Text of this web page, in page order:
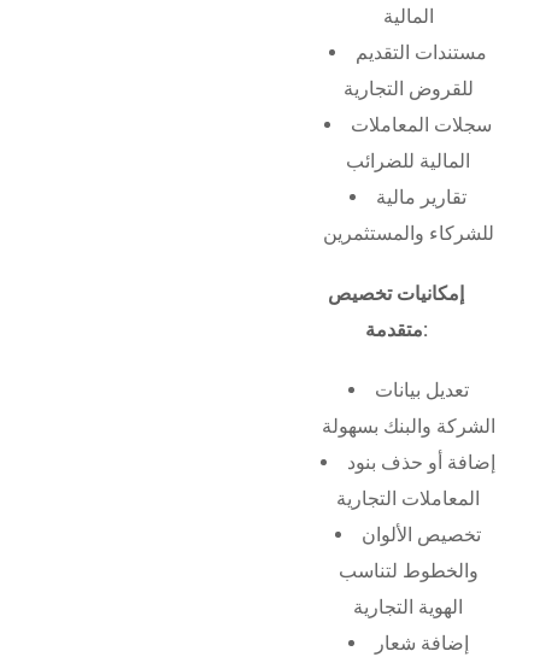
المالية
مستندات التقديم
للقروض التجارية
سجلات المعاملات
المالية للضرائب
تقارير مالية
للشركاء والمستثمرين
إمكانيات تخصيص
متقدمة:
تعديل بيانات
الشركة والبنك بسهولة
إضافة أو حذف بنود
المعاملات التجارية
تخصيص الألوان
والخطوط لتناسب
الهوية التجارية
إضافة شعار